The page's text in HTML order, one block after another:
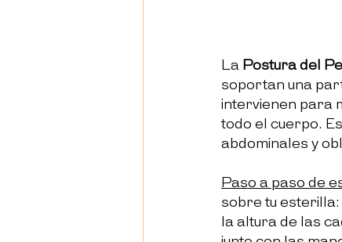
La Postura del
soportan una
intervienen para
todo el cuerpo.
abdominales y
Paso a paso de
sobre tu
la altura de las